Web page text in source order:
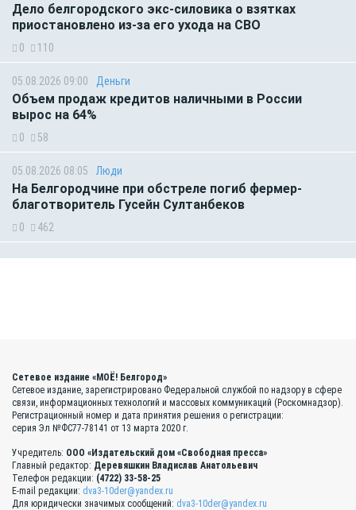
Дело белгородского экс-силовика о взятках
приостановлено из-за его ухода на СВО
0 110
05.08.2026 09:00 Деньги
Объем продаж кредитов наличными в России
вырос на 64%
0 58
05.08.2026 08:05 Люди
На Белгородчине при обстреле погиб фермер-
благотворитель Гусейн Султанбеков
0 462
Сетевое издание «МОЁ! Белгород»
Сетевое издание, зарегистрировано Федеральной службой по надзору в сфере
связи, информационных технологий и массовых коммуникаций (Роскомнадзор).
Регистрационный номер и дата принятия решения о регистрации:
серия Эл №ФС77-78141 от 13 марта 2020 г.
Учредитель: ООО «Издательский дом «Свободная пресса»
Главный редактор: Деревяшкин Владислав Анатольевич
Телефон редакции: (4722) 33-58-25
E-mail редакции: dva3-10der@yandex.ru
Для юридически значимых сообщений: dva3-10der@yandex.ru